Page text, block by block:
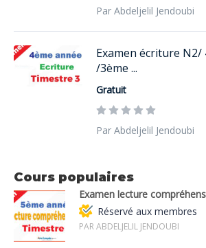
Par Abdeljelil Jendoubi
Examen écriture N2/
/3ème ...
Gratuit
Par Abdeljelil Jendoubi
Cours populaires
Examen lecture
Réservé aux membres
PAR ABDELJELIL JENDOUBI